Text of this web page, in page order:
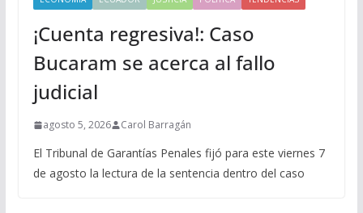
¡Cuenta regresiva!: Caso
Bucaram se acerca al fallo
judicial
agosto 5, 2026 Carol Barragán
El Tribunal de Garantías Penales fijó para este viernes 7
de agosto la lectura de la sentencia dentro del caso